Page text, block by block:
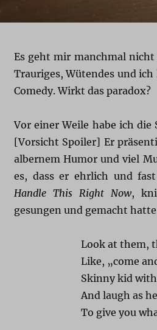
Es geht mir manchmal
Trauriges, Wütendes und
Comedy. Wirkt das paradox?
Vor einer Weile habe ich die
[Vorsicht Spoiler] Er
albernem Humor und viel
es, dass er ehrlich und
Handle This Right Now,
gesungen und gemacht
Look at them,
Like, „come
Skinny kid
And laugh as
To give you